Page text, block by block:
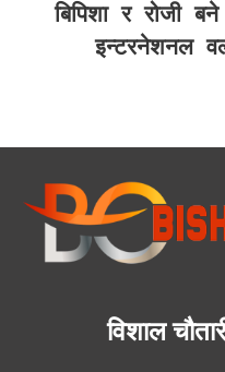
बिपिशा र रोजी
इन्टरनेशनल
विशाल